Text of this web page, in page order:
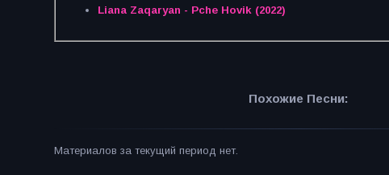
Liana Zaqaryan - Pche Hovik (2022)
Похожие Песни:
Материалов за текущий период нет.